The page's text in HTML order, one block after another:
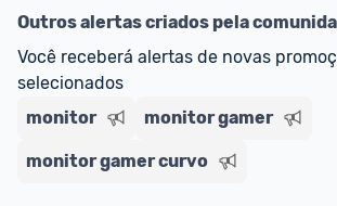
Outros alertas criados pela
Você receberá alertas de novas
selecionados
monitor
monitor gamer
monitor gamer curvo